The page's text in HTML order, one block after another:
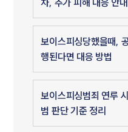
보이스피싱당했을때,
행된다면 대응 방법
보이스피싱범죄 연루
범 판단 기준 정리